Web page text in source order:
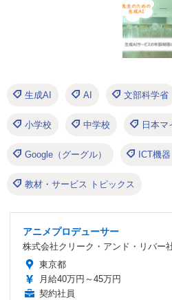
生成AI AI 文部科学省
小学校 中学校 日本マ
Google（グーグル） ICT機
教材・サービス トピックス
アニメプロデューサー
株式会社クリーク・アンド・リバー
東京都
月給40万円～45万円
契約社員